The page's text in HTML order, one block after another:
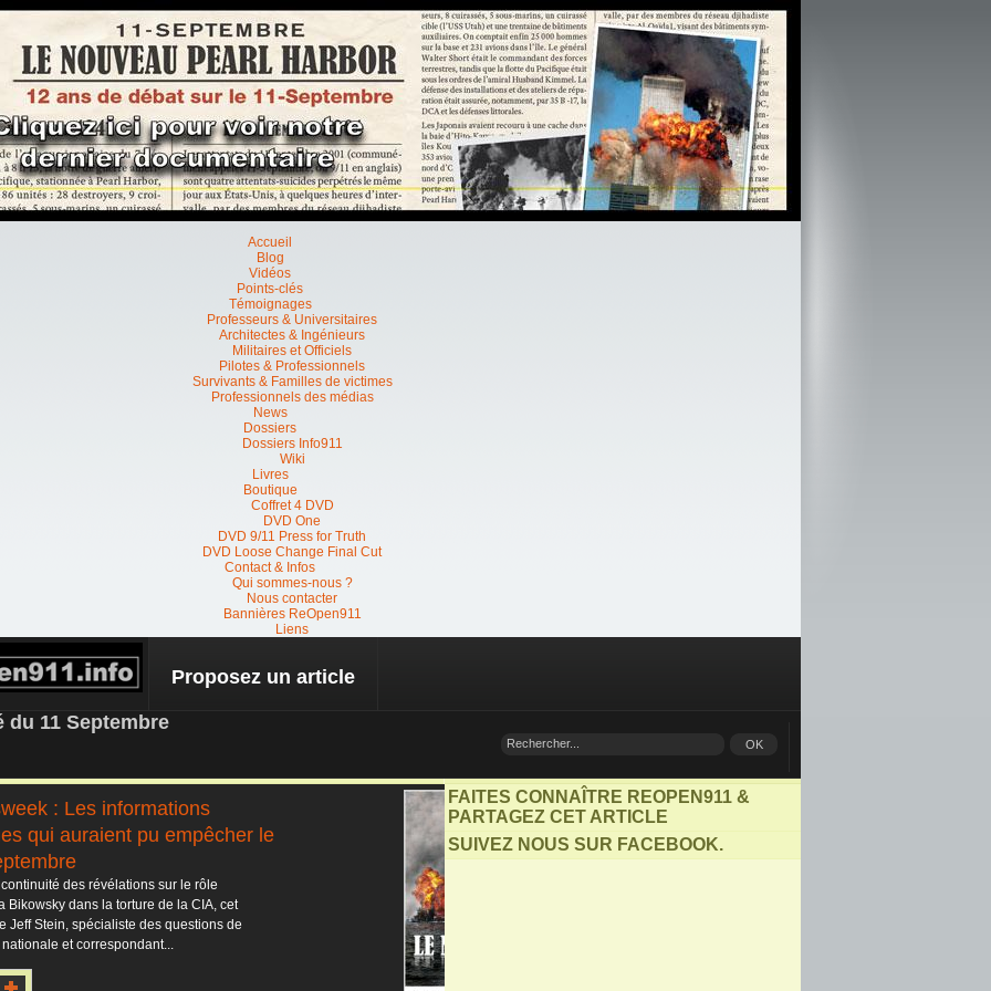
Accueil
Blog
Vidéos
Points-clés
Témoignages
Professeurs & Universitaires
Architectes & Ingénieurs
Militaires et Officiels
Pilotes & Professionnels
Survivants & Familles de victimes
Professionnels des médias
News
Dossiers
Dossiers Info911
Wiki
Livres
Boutique
Coffret 4 DVD
DVD One
DVD 9/11 Press for Truth
DVD Loose Change Final Cut
Contact & Infos
Qui sommes-nous ?
Nous contacter
Bannières ReOpen911
Liens
Proposez un article
du 11 Septembre
: Les informations
qui auraient pu empêcher le
des révélations sur le rôle
Bikowsky dans la torture de la CIA, cet
Jeff Stein, spécialiste des questions de
et correspondant...
FAITES CONNAÎTRE REOPEN911 &
PARTAGEZ CET ARTICLE
SUIVEZ NOUS SUR FACEBOOK.